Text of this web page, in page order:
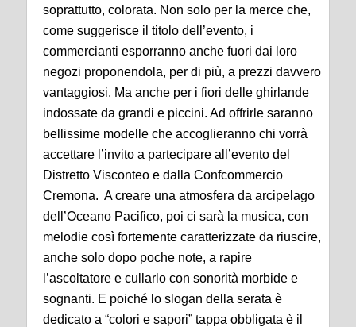
soprattutto, colorata. Non solo per la merce che,
come suggerisce il titolo dell’evento, i
commercianti esporranno anche fuori dai loro
negozi proponendola, per di più, a prezzi davvero
vantaggiosi. Ma anche per i fiori delle ghirlande
indossate da grandi e piccini. Ad offrirle saranno
bellissime modelle che accoglieranno chi vorrà
accettare l’invito a partecipare all’evento del
Distretto Visconteo e dalla Confcommercio
Cremona. A creare una atmosfera da arcipelago
dell’Oceano Pacifico, poi ci sarà la musica, con
melodie così fortemente caratterizzate da riuscire,
anche solo dopo poche note, a rapire
l’ascoltatore e cullarlo con sonorità morbide e
sognanti. E poiché lo slogan della serata è
dedicato a “colori e sapori” tappa obbligata è il